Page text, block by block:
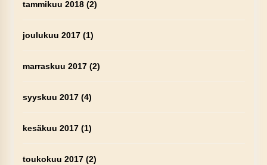
tammikuu 2018(2)
joulukuu 2017(1)
marraskuu 2017(2)
syyskuu 2017(4)
kesäkuu 2017(1)
toukokuu 2017(2)